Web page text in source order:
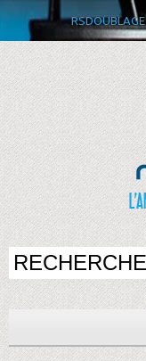
RSDOUBLAGE